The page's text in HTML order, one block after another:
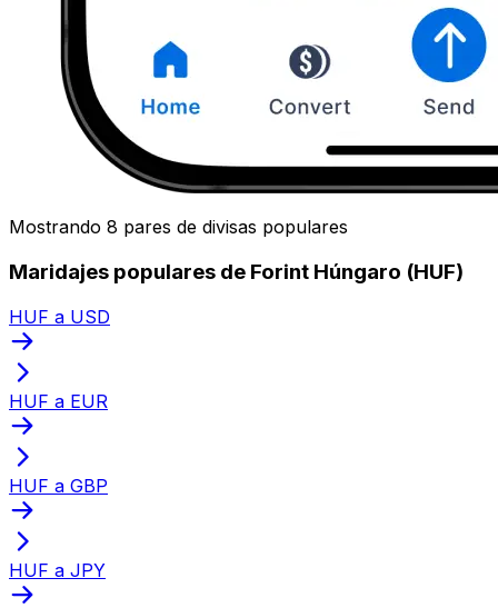
Mostrando 8 pares de divisas populares
Maridajes populares de Forint Húngaro (HUF)
HUF a USD
HUF a EUR
HUF a GBP
HUF a JPY